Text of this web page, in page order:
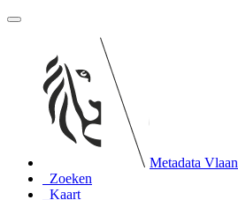
Metadata
Zoeken
Kaart